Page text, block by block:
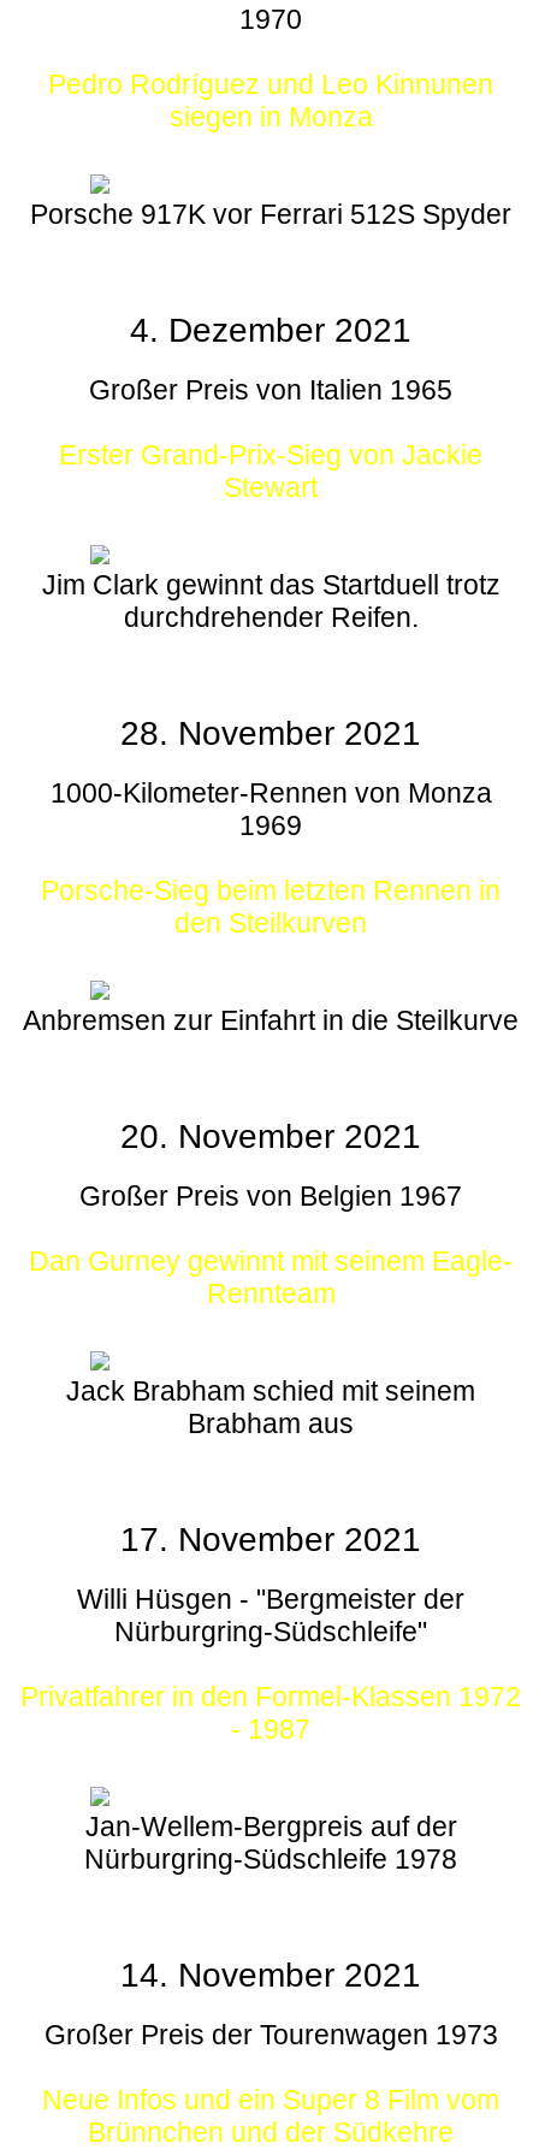
1970
Pedro Rodríguez und Leo Kinnunen
siegen in Monza
Porsche 917K vor Ferrari 512S Spyder
4. Dezember 2021
Großer Preis von Italien 1965
Erster Grand-Prix-Sieg von Jackie
Stewart
Jim Clark gewinnt das Startduell trotz
durchdrehender Reifen.
28. November 2021
1000-Kilometer-Rennen von Monza
1969
Porsche-Sieg beim letzten Rennen in
den Steilkurven
Anbremsen zur Einfahrt in die Steilkurve
20. November 2021
Großer Preis von Belgien 1967
Dan Gurney gewinnt mit seinem Eagle-
Rennteam
Jack Brabham schied mit seinem
Brabham aus
17. November 2021
Willi Hüsgen - "Bergmeister der
Nürburgring-Südschleife"
Privatfahrer in den Formel-Klassen 1972
- 1987
Jan-Wellem-Bergpreis auf der
Nürburgring-Südschleife 1978
14. November 2021
Großer Preis der Tourenwagen 1973
Neue Infos und ein Super 8 Film vom
Brünnchen und der Südkehre